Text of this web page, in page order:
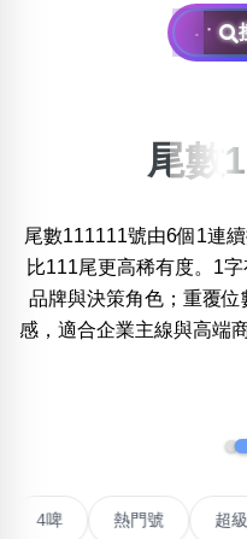
位置:
一 二 三 四 五
無0 無2無3無4無5 無7無
尾數
尾數111111號由6個1連
比111尾更高稀有度。1
品牌與決策角色；重覆
感，適合企業主線與高端
熱門號